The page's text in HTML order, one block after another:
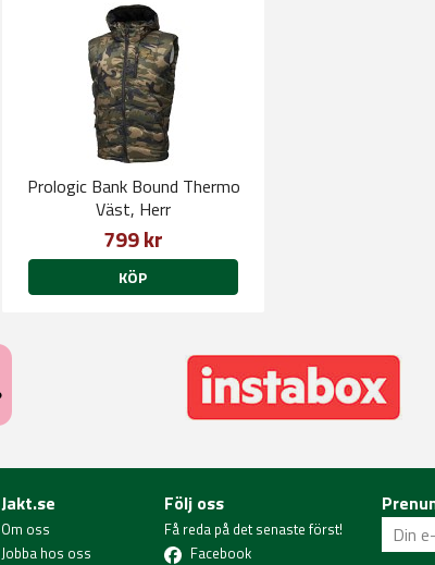
Prologic Bank Bound Thermo
Väst, Herr
799 kr
KÖP
Jakt.se
Om oss
Jobba hos oss
Följ oss
Få reda på det senaste först!
Facebook